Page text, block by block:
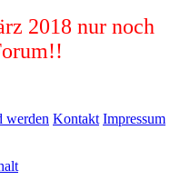
2018 nur noch
werden Kontakt Impressum